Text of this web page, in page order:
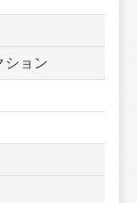
ション